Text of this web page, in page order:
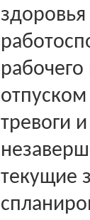
отпуском
тревоги
текущие